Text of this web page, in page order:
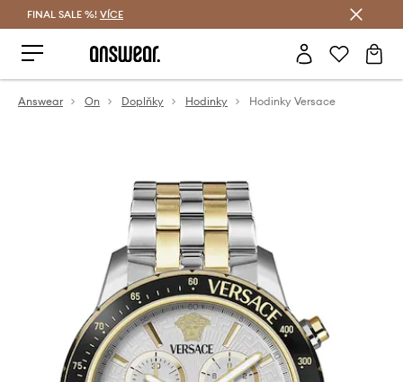
FINAL SALE %! VÍCE
Answear On Doplňky Hodinky Hodinky Versace